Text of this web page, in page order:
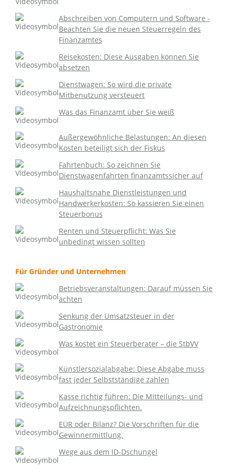
Abschreiben von Computern und Software -
Beachten Sie die neuen Steuerregeln des
Finanzamtes
Reisekosten: Diese Ausgaben können Sie
absetzen
Dienstwagen: So wird die private
Mitbenutzung versteuert
Was das Finanzamt über Sie weiß
Außergewöhnliche Belastungen: An diesen
Kosten beteiligt sich der Fiskus
Fahrtenbuch: So zeichnen Sie
Dienstwagenfahrten finanzamtssicher auf
Haushaltsnahe Dienstleistungen und
Handwerkerkosten: So kassieren Sie einen
Steuerbonus
Renten und Steuerpflicht: Was Sie
unbedingt wissen sollten
Für Gründer und Unternehmen
Betriebsveranstaltungen: Darauf müssen Sie
achten
Senkung der Umsatzsteuer in der
Gastronomie
Was kostet ein Steuerberater – die StbVV
Künstlersozialabgabe: Diese Abgabe muss
fast jeder Selbstständige zahlen
Kasse richtig führen: Die Mitteilungs- und
Aufzeichnungspflichten.
EÜR oder Bilanz? Die Vorschriften für die
Gewinnermittlung.
Wege aus dem ID-Dschungel